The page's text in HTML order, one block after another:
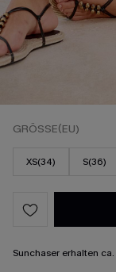
GRÖSSE(EU)
XS(34) S(36)
Sunchaser erhalten ca.